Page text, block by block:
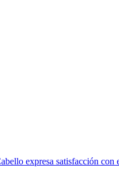
expresa satisfacción con